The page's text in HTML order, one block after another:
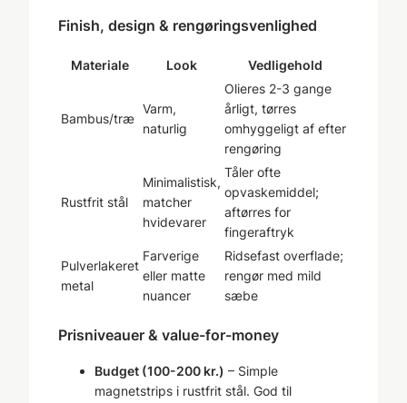
Finish, design & rengøringsvenlighed
Materiale Look Vedligehold
Bambus/træ
Varm,
naturlig
Olieres 2-3 gange
årligt, tørres
omhyggeligt af efter
rengøring
Rustfrit stål
Minimalistisk,
matcher
hvidevarer
Tåler ofte
opvaskemiddel;
aftørres for
fingeraftryk
Pulverlakeret
metal
Farverige
eller matte
nuancer
Ridsefast overflade;
rengør med mild
sæbe
Prisniveauer & value-for-money
Budget (100-200 kr.) – Simple
magnetstrips i rustfrit stål. God til